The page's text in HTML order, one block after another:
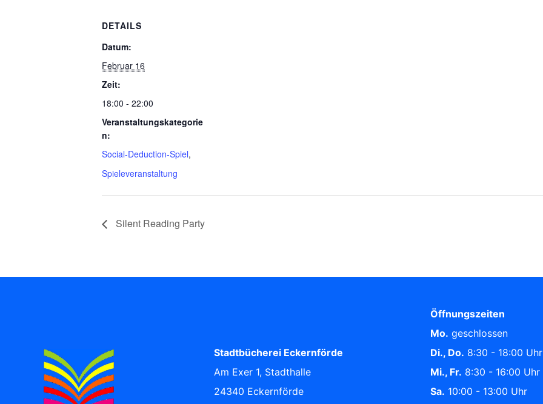
DETAILS
Datum:
Februar 16
Zeit:
18:00 - 22:00
Veranstaltungskategorie
n:
Social-Deduction-Spiel,
Spieleveranstaltung
Silent Reading Party
Stadtbücherei Eckernförde
Am Exer 1, Stadthalle
24340 Eckernförde
Öffnungszeiten
Mo. geschlossen
Di., Do. 8:30 - 18:00 Uhr
Mi., Fr. 8:30 - 16:00 Uhr
Sa. 10:00 - 13:00 Uhr